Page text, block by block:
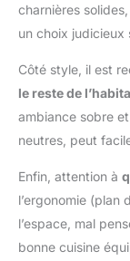
charnières
un choix judicieux
Côté style, il est
le reste de
ambiance sobre
neutres, peut
Enfin, attention à
l’ergonomie
l’espace, mal
bonne cuisine